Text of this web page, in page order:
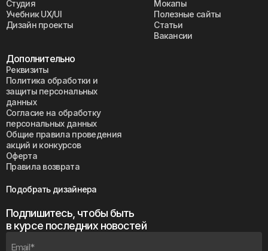
Студия
Учебник UX/UI
Дизайн проекты
Мокапы
Полезные сайты
Статьи
Вакансии
Дополнительно
Реквизиты
Политика обработки и
защиты персональных
данных
Согласие на обработку
персональных данных
Общие правила проведения
акций и конкурсов
Оферта
Правила возврата
Подпишитесь, чтобы быть
в курсе последних новостей
Подобрать дизайнера